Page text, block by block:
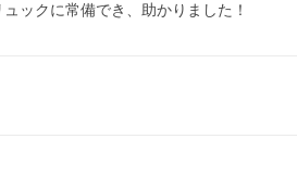
ックに常備でき、助かりました！